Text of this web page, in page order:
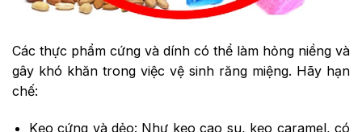
Các thực phẩm cứng và dính có thể làm hỏng niềng và
gây khó khăn trong việc vệ sinh răng miệng. Hãy hạn
chế:
Kẹo cứng và dẻo: Như kẹo cao su, kẹo caramel, có